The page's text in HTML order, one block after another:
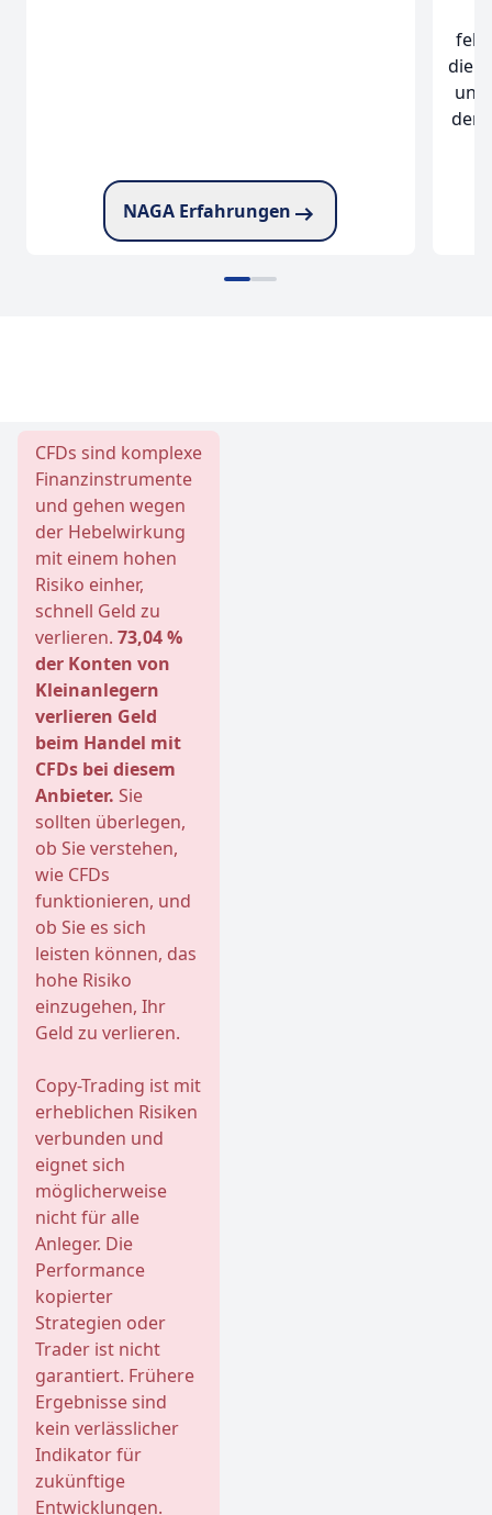
NAGA Erfahrungen
die
uns
den
CFDs sind komplexe
Finanzinstrumente
und gehen wegen
der Hebelwirkung
mit einem hohen
Risiko einher,
schnell Geld zu
verlieren. 73,04 %
der Konten von
Kleinanlegern
verlieren Geld
beim Handel mit
CFDs bei diesem
Anbieter. Sie
sollten überlegen,
ob Sie verstehen,
wie CFDs
funktionieren, und
ob Sie es sich
leisten können, das
hohe Risiko
einzugehen, Ihr
Geld zu verlieren.
Copy-Trading ist mit
erheblichen Risiken
verbunden und
eignet sich
möglicherweise
nicht für alle
Anleger. Die
Performance
kopierter
Strategien oder
Trader ist nicht
garantiert. Frühere
Ergebnisse sind
kein verlässlicher
Indikator für
zukünftige
Entwicklungen.